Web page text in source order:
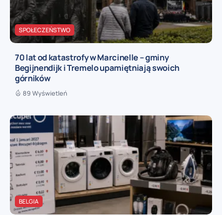
SPOŁECZEŃSTWO
70 lat od katastrofy w Marcinelle – gminy
Begijnendijk i Tremelo upamiętniają swoich
górników
89 Wyświetleń
BELGIA